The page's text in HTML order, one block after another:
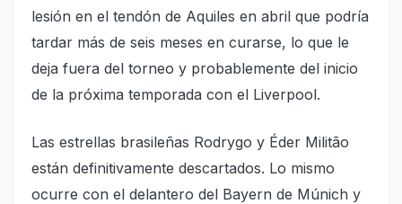
lesión en el tendón de Aquiles en abril que podría
tardar más de seis meses en curarse, lo que le
deja fuera del torneo y probablemente del inicio
de la próxima temporada con el Liverpool.
Las estrellas brasileñas Rodrygo y Éder Militão
están definitivamente descartados. Lo mismo
ocurre con el delantero del Bayern de Múnich y